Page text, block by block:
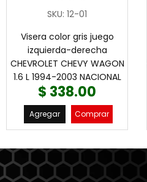
SKU: 12-01
Visera color gris juego
izquierda-derecha
CHEVROLET CHEVY WAGON
1.6 L 1994-2003 NACIONAL
$ 338.00
Agregar Comprar